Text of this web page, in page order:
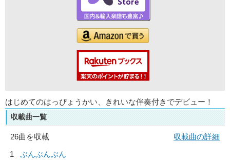
はじめてのはっぴょうかい、きれいな伴奏付きでデビュー！
収載曲一覧
26曲を収載
収載曲の詳細
1
ぶんぶんぶん